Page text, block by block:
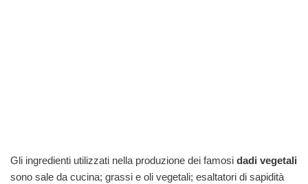
Gli ingredienti utilizzati nella produzione dei famosi dadi vegetali
sono sale da cucina; grassi e oli vegetali; esaltatori di sapidità